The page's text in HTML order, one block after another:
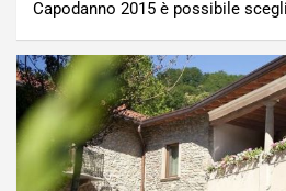
Capodanno 2015 è possibile